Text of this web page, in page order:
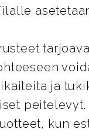
ja
peitelevyt.
kun